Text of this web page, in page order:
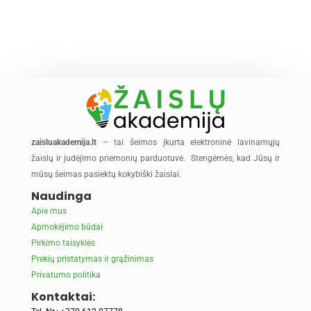
zaisluakademija.lt
– tai šeimos įkurta elektroninė lavinamųjų
žaislų ir judėjimo priemonių parduotuvė. Stengėmės, kad Jūsų ir
mūsų šeimas pasiektų kokybiški žaislai.
Naudinga
Apie mus
Apmokėjimo būdai
Pirkimo taisyklės
Prekių pristatymas ir grąžinimas
Privatumo politika
Kontaktai: